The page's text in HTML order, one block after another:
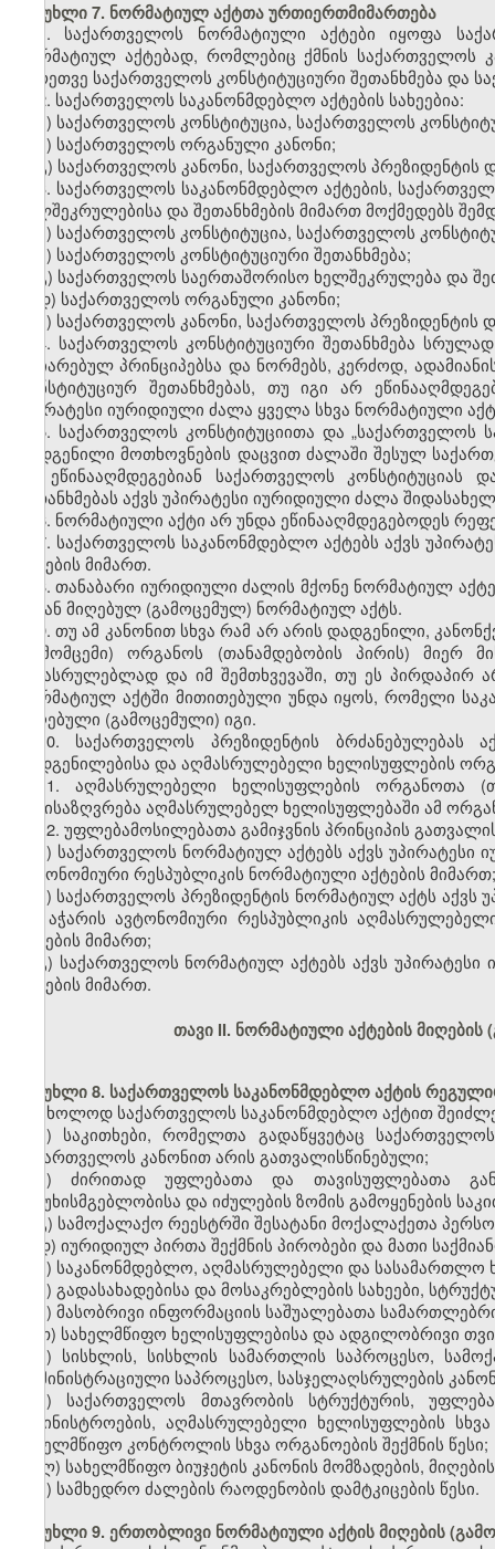
მუხლი 7. ნორმატიულ აქტთა ურთიერთმიმართება
1. საქართველოს ნორმატიული აქტები იყოფა
ნორმატიულ აქტებად, რომლებიც ქმნის საქართველოს
აგრეთვე საქართველოს კონსტიტუციური შეთანხმება
2. საქართველოს საკანონმდებლო აქტების სახეებია:
ა) საქართველოს კონსტიტუცია, საქართველოს
ბ) საქართველოს ორგანული კანონი;
გ) საქართველოს კანონი, საქართველოს
3. საქართველოს საკანონმდებლო აქტების,
ხელშეკრულებისა და შეთანხმების მიმართ მოქმედებს
ა) საქართველოს კონსტიტუცია, საქართველოს
ბ) საქართველოს კონსტიტუციური შეთანხმება;
გ) საქართველოს საერთაშორისო ხელშეკრულება და
დ) საქართველოს ორგანული კანონი;
ე) საქართველოს კანონი, საქართველოს
4. საქართველოს კონსტიტუციური შეთანხმება
აღიარებულ პრინციპებსა და ნორმებს, კერძოდ,
კონსტიტუციურ შეთანხმებას, თუ იგი არ
უპირატესი იურიდიული ძალა ყველა სხვა ნორმატიული
5. საქართველოს კონსტიტუციითა და „საქართველოს
დადგენილი მოთხოვნების დაცვით ძალაში შესულ
არ ეწინააღმდეგებიან საქართველოს
შეთანხმებას აქვს უპირატესი იურიდიული ძალა
6. ნორმატიული აქტი არ უნდა ეწინააღმდეგებოდეს
7. საქართველოს საკანონმდებლო აქტებს აქვს
აქტების მიმართ.
8. თანაბარი იურიდიული ძალის მქონე ნორმატიულ
გვიან მიღებულ (გამოცემულ) ნორმატიულ აქტს.
9. თუ ამ კანონით სხვა რამ არ არის დადგენილი,
(გამომცემი) ორგანოს (თანამდებობის პირის)
შესასრულებლად და იმ შემთხვევაში, თუ ეს პირდაპირ
ნორმატიულ აქტში მითითებული უნდა იყოს, რომელი
მიღებული (გამოცემული) იგი.
10. საქართველოს პრეზიდენტის
დადგენილებისა და აღმასრულებელი ხელისუფლების
11. აღმასრულებელი ხელისუფლების ორგანოთა
განისაზღვრება აღმასრულებელ ხელისუფლებაში ამ
12. უფლებამოსილებათა გამიჯვნის პრინციპის
ა) საქართველოს ნორმატიულ აქტებს აქვს
ავტონომიური რესპუბლიკის ნორმატიული აქტების მიმართ;
ბ) საქართველოს პრეზიდენტის ნორმატიულ აქტს
და აჭარის ავტონომიური რესპუბლიკის
აქტების მიმართ;
გ) საქართველოს ნორმატიულ აქტებს აქვს
აქტების მიმართ.
თავი II. ნორმატიული აქტების
მუხლი 8. საქართველოს საკანონმდებლო აქტის
მხოლოდ საქართველოს საკანონმდებლო აქტით
ა) საკითხები, რომელთა გადაწყვეტაც
საქართველოს კანონით არის გათვალისწინებული;
ბ) ძირითად უფლებათა და თავისუფლებათა
პასუხისმგებლობისა და იძულების ზომის გამოყენების
გ) სამოქალაქო რეესტრში შესატანი მოქალაქეთა
დ) იურიდიულ პირთა შექმნის პირობები და მათი
ე) საკანონმდებლო, აღმასრულებელი და სასამართლო
ვ) გადასახადებისა და მოსაკრებლების სახეები,
ზ) მასობრივი ინფორმაციის საშუალებათა
თ) სახელმწიფო ხელისუფლებისა და ადგილობრივი
ი) სისხლის, სისხლის სამართლის საპროცესო,
ადმინისტრაციული საპროცესო, სასჯელაღსრულების
კ) საქართველოს მთავრობის სტრუქტურის,
სამინისტროების, აღმასრულებელი ხელისუფლების
სახელმწიფო კონტროლის სხვა ორგანოების შექმნის წესი;
ლ) სახელმწიფო ბიუჯეტის კანონის მომზადების,
მ) სამხედრო ძალების რაოდენობის დამტკიცების წესი.
მუხლი 9. ერთობლივი ნორმატიული აქტის მიღების